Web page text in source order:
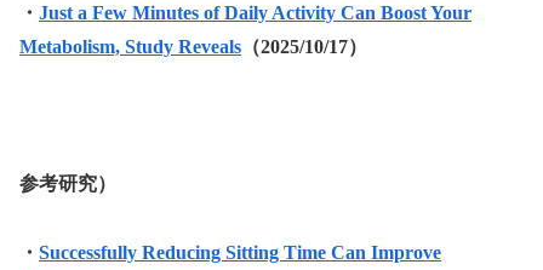
・ Just a Few Minutes of Daily Activity Can Boost Your
Metabolism, Study Reveals （2025/10/17）
参考研究）
・ Successfully Reducing Sitting Time Can Improve